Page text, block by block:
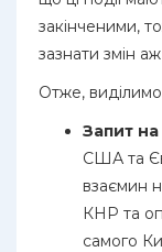
закінченими,
зазнати змін
Отже, виділимо
Запит на
США та
взаємин
КНР та
самого